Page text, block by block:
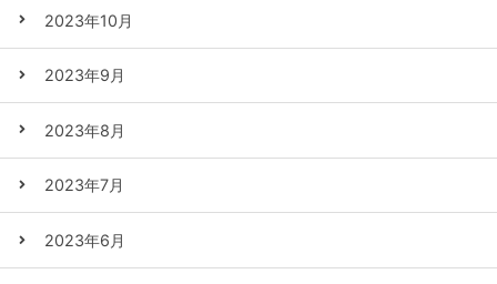
2023年10月
2023年9月
2023年8月
2023年7月
2023年6月